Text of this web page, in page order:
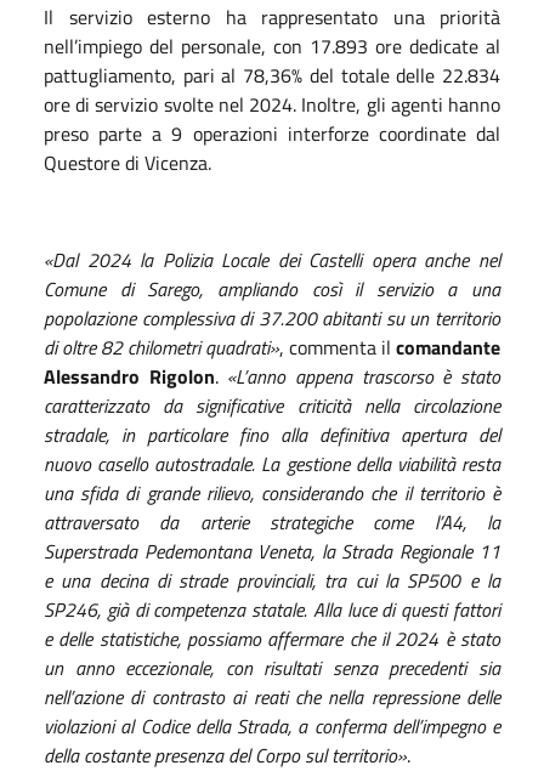
Il servizio esterno ha rappresentato una priorità
nell’impiego del personale, con 17.893 ore dedicate al
pattugliamento, pari al 78,36% del totale delle 22.834
ore di servizio svolte nel 2024. Inoltre, gli agenti hanno
preso parte a 9 operazioni interforze coordinate dal
Questore di Vicenza.
«Dal 2024 la Polizia Locale dei Castelli opera anche nel
Comune di Sarego, ampliando così il servizio a una
popolazione complessiva di 37.200 abitanti su un territorio
di oltre 82 chilometri quadrati», commenta il comandante
Alessandro Rigolon. «L’anno appena trascorso è stato
caratterizzato da significative criticità nella circolazione
stradale, in particolare fino alla definitiva apertura del
nuovo casello autostradale. La gestione della viabilità resta
una sfida di grande rilievo, considerando che il territorio è
attraversato da arterie strategiche come l’A4, la
Superstrada Pedemontana Veneta, la Strada Regionale 11
e una decina di strade provinciali, tra cui la SP500 e la
SP246, già di competenza statale. Alla luce di questi fattori
e delle statistiche, possiamo affermare che il 2024 è stato
un anno eccezionale, con risultati senza precedenti sia
nell’azione di contrasto ai reati che nella repressione delle
violazioni al Codice della Strada, a conferma dell’impegno e
della costante presenza del Corpo sul territorio».